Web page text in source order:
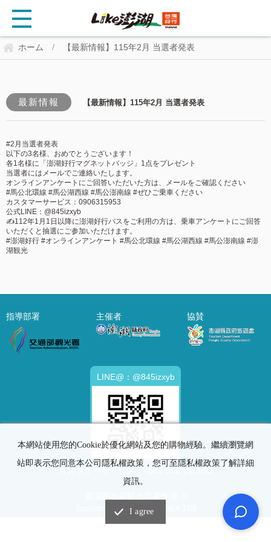
ホーム / 【最新情報】115年2月 当選者発表
最新情報 【最新情報】115年2月 当選者発表
#2月当選者発表
以下の3名様、おめでとうございます！
各1名様に「澎湖好行マグネットバッジ」1点をプレゼント
当選者にはメールでご連絡いたします。
オンラインアンケートにご回答いただいた方は、メールをご確認ください
#馬公北環線 #馬公湖西線 #馬公澎南線 #ぜひご乗車ください
カスタマーサービス：0906315953
公式LINE：@845izxyb
✍112年1月1日以降に澎湖好行バスをご利用の方は、乗車アンケートにご回答
いただくと抽選にご参加いただけます。
#澎湖好行 #オンラインアンケート #馬公北環線 #馬公湖西線 #馬公澎南線 #澎
湖観光
指導部署 主催者 協賛
LINE@：@845izxyb
Tourism Department,MOEA 109
本網站使用您的Cookie於優化網站及您的購物經驗。繼續瀏覽網
站即表示您同意本公司隱私權政策，您可至隱私權政策了解詳細
資訊。
I agree